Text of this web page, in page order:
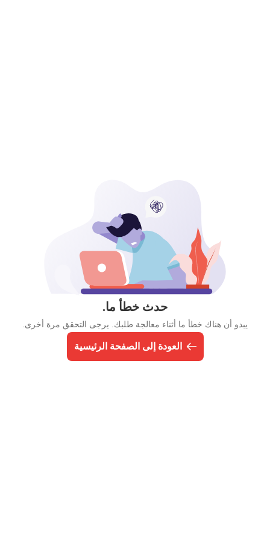
حدث خطأ ما.
يبدو أن هناك خطأ ما أثناء معالجة طلبك. يرجى التحقق مرة أخرى.
العودة إلى الصفحة الرئيسية